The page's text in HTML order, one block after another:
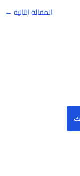
المقالة التالية ←